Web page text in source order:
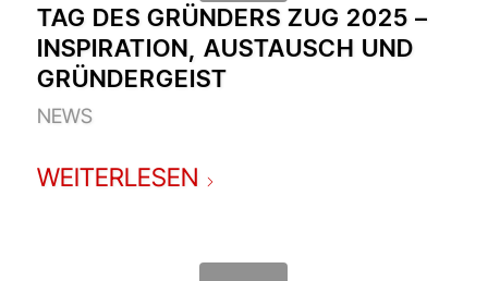
TAG DES GRÜNDERS ZUG 2025 –
INSPIRATION, AUSTAUSCH UND
GRÜNDERGEIST
NEWS
WEITERLESEN